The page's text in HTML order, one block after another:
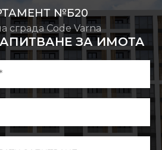
№Б20
Code Varna
ЗА ИМОТА